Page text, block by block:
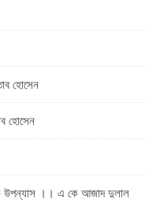
হোসেন
হোসেন
উপন্যাস ।। এ কে আজাদ দুলাল